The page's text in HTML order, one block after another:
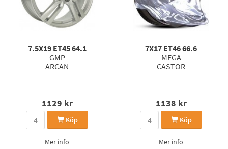
7.5X19 ET45 64.1
GMP
ARCAN
1129 kr
Köp
Mer info
7X17 ET46 66.6
MEGA
CASTOR
1138 kr
Köp
Mer info